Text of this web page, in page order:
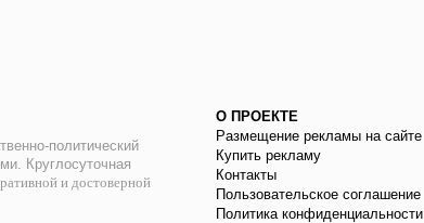
политический
Круглосуточная
и достоверной
О ПРОЕКТЕ
Размещение рекламы на сайте
Купить рекламу
Контакты
Пользовательское соглашение
Политика конфиденциальности